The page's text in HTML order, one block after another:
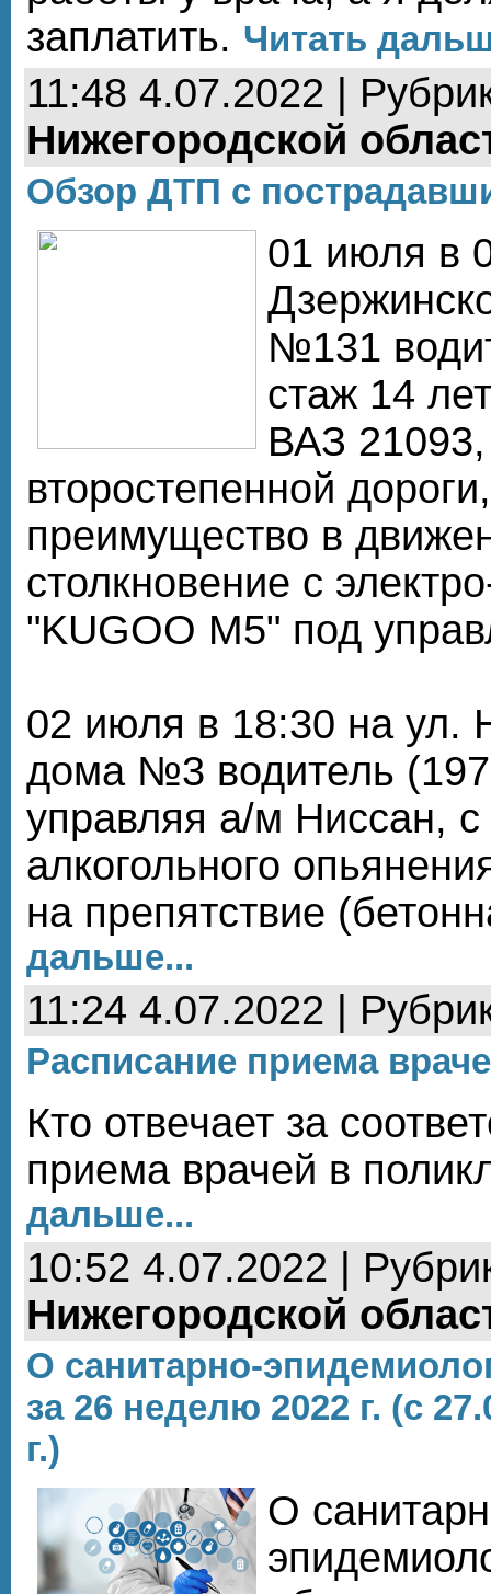
заплатить. Читать
11:48 4.07.2022 |
Нижегородской
Обзор ДТП с
01 июля в
№131
стаж 14
ВАЗ
второстепенной
преимущество в
столкновение с
"KUGOO M5" под
02 июля в 18:30 на ул.
дома №3 водитель
управляя а/м Ниссан,
алкогольного
на препятствие
дальше...
11:24 4.07.2022 |
Расписание приема
Кто отвечает за
приема врачей в
дальше...
10:52 4.07.2022 |
Нижегородской
О санитарно-
за 26 неделю 2022 г. (с
г.)
О